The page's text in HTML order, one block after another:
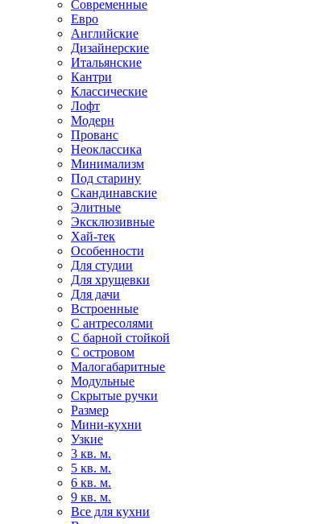
Современные
Евро
Английские
Дизайнерские
Итальянские
Кантри
Классические
Лофт
Модерн
Прованс
Неоклассика
Минимализм
Под старину
Скандинавские
Элитные
Эксклюзивные
Хай-тек
Особенности
Для студии
Для хрущевки
Для дачи
Встроенные
С антресолями
С барной стойкой
С островом
Малогабаритные
Модульные
Скрытые ручки
Размер
Мини-кухни
Узкие
3 кв. м.
5 кв. м.
6 кв. м.
9 кв. м.
Все для кухни